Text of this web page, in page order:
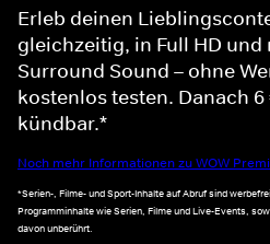
Erleb deinen
gleichzeitig, in Full HD und
Surround Sound – ohne
kostenlos testen. Danach
kündbar.*
Noch mehr Informationen zu WOW
*Serien-, Filme- und Sport-Inhalte auf Abruf sind
Programminhalte wie Serien, Filme und Live-Events,
davon unberührt.